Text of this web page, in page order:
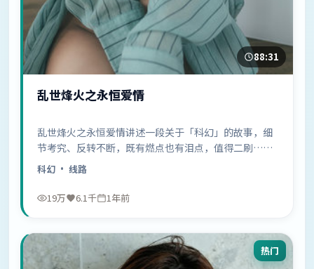
88:31
乱世烽火之永恒爱情
乱世烽火之永恒爱情讲述一段关于「科幻」的故事，细
节考究、反转不断，既有燃点也有泪点，值得二刷……
科幻 · 线路
19万 6.1千 1年前
热门